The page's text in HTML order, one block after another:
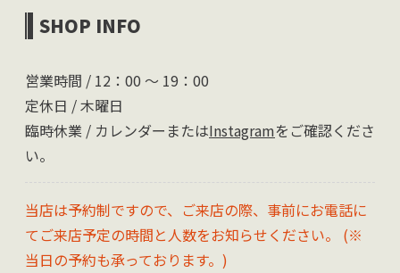
SHOP INFO
営業時間 / 12：00 〜 19：00
定休日 / 木曜日
臨時休業 / カレンダーまたはInstagramをご確認くださ
い。
当店は予約制ですので、ご来店の際、事前にお電話に
てご来店予定の時間と人数をお知らせください。 (※
当日の予約も承っております。)